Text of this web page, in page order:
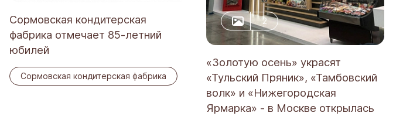
Сормовская кондитерская
фабрика отмечает 85-летний
юбилей
Сормовская кондитерская фабрика
2
«Золотую осень» украсят
«Тульский Пряник», «Тамбовский
волк» и «Нижегородская
Ярмарка» - в Москве открылась